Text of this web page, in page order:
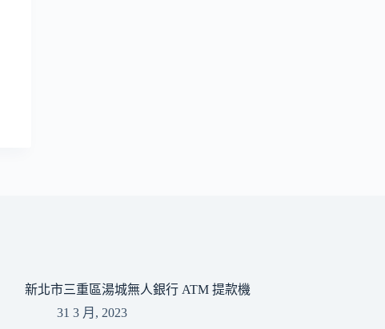
新北市三重區湯城無人銀行 ATM 提款機
31 3 月, 2023